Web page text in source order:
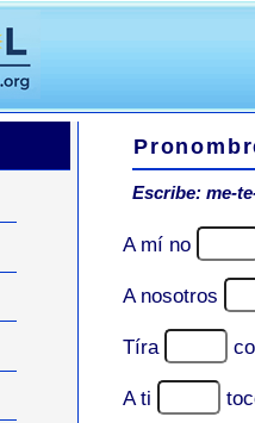
Escribe: me-
A mí no
A nosotros
Tíra
A ti